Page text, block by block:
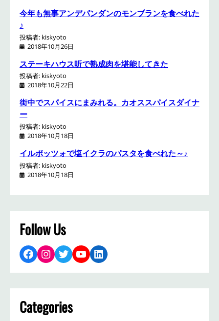
今年も無事アンデパンダンのモンブランを食べれた
♪
投稿者: kiskyoto
2018年10月26日
ステーキハウス听で熟成肉を堪能してきた
投稿者: kiskyoto
2018年10月22日
街中でスパイスにまみれる。カオススパイスダイナ
ー
投稿者: kiskyoto
2018年10月18日
イルポッツォで塩イクラのパスタを食べれた～♪
投稿者: kiskyoto
2018年10月18日
Follow Us
Facebook Instagram Twitter YouTube LinkedIn
Categories